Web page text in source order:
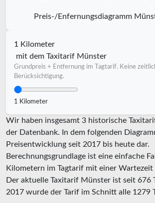
Preis-/Enfernungsdiagramm
1 Kilometer
mit dem Taxitarif Münster
Grundpreis + Entfernung im Tagtarif. Keine
Berücksichtigung.
1 Kilometer
Wir haben insgesamt 3 historische
der Datenbank. In dem folgenden
Preisentwicklung seit 2017 bis heute dar.
Berechnungsgrundlage ist eine einfache
Kilometern im Tagtarif mit einer
Der aktuelle Taxitarif Münster ist seit 676
2017 wurde der Tarif im Schnitt alle 1279